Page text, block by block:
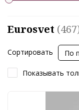
Eurosvet
Сортировать По
Показывать